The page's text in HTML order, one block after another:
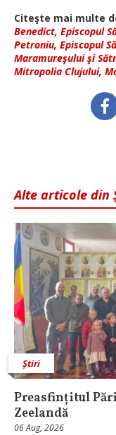
Citeşte mai multe
Benedict, Episcopul
Petroniu, Episcopul
Maramureşului şi
Mitropolia Clujului,
Alte articole din
Știri
Preasfințitul
Zeelandă
06 Aug, 2026